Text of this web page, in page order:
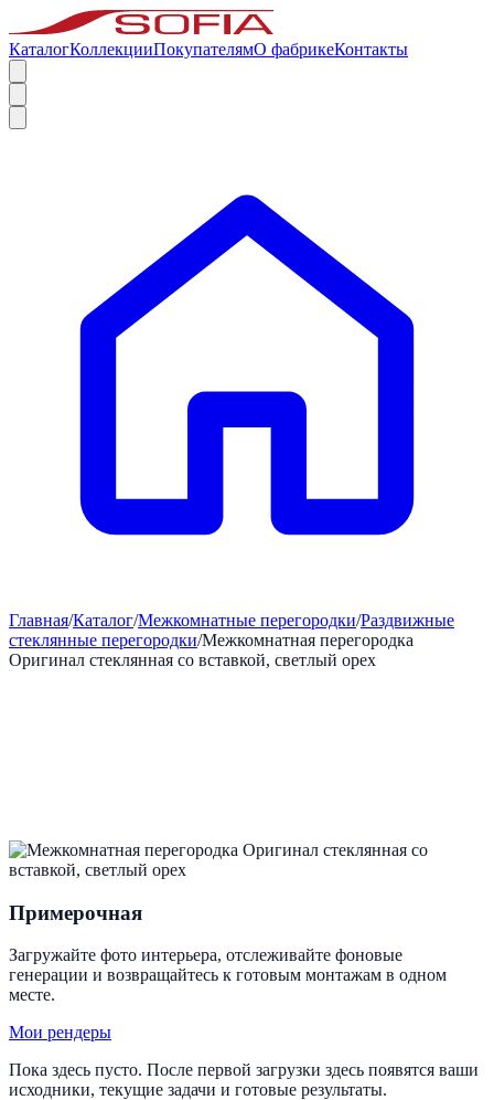
КаталогКоллекцииПокупателямО фабрикеКонтакты
Главная/Каталог/Межкомнатные перегородки/Раздвижные
стеклянные перегородки/Межкомнатная перегородка
Оригинал стеклянная со вставкой, светлый орех
Примерочная
Загружайте фото интерьера, отслеживайте фоновые
генерации и возвращайтесь к готовым монтажам в одном
месте.
Мои рендеры
Пока здесь пусто. После первой загрузки здесь появятся ваши
исходники, текущие задачи и готовые результаты.